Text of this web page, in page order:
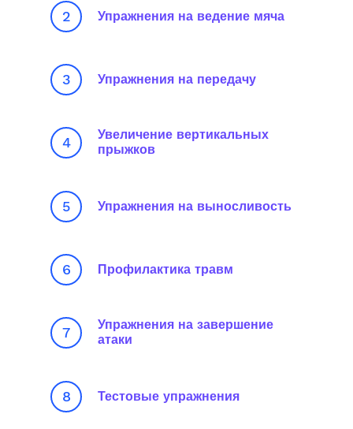
2 Упражнения на ведение мяча
3 Упражнения на передачу
4
Увеличение вертикальных
прыжков
5 Упражнения на выносливость
6 Профилактика травм
7
Упражнения на завершение
атаки
8 Тестовые упражнения